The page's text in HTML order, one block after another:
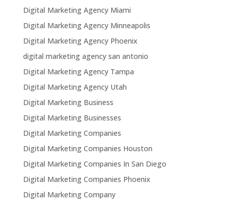
Digital Marketing Agency Miami
Digital Marketing Agency Minneapolis
Digital Marketing Agency Phoenix
digital marketing agency san antonio
Digital Marketing Agency Tampa
Digital Marketing Agency Utah
Digital Marketing Business
Digital Marketing Businesses
Digital Marketing Companies
Digital Marketing Companies Houston
Digital Marketing Companies In San Diego
Digital Marketing Companies Phoenix
Digital Marketing Company